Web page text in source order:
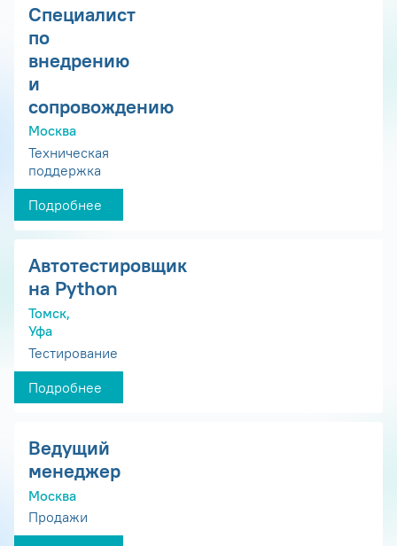
Специалист
по
внедрению
и
сопровождению
Москва
Техническая
поддержка
Подробнее
Автотестировщик
на Python
Томск,
Уфа
Тестирование
Подробнее
Ведущий
менеджер
Москва
Продажи